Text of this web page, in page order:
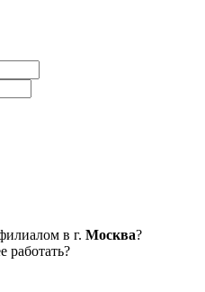
в г. Москва?
работать?